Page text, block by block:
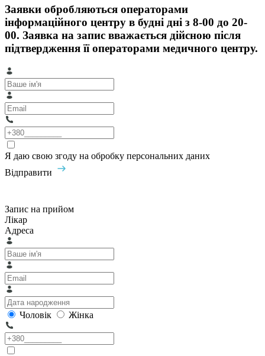
Заявки обробляються операторами
інформаційного центру в будні дні з 8-00 до 20-
00. Заявка на запис вважається дійсною після
підтвердження її операторами медичного центру.
Я даю свою згоду на обробку персональних даних
Відправити
Запис на прийом
Лікар
Адреса
Чоловік Жінка